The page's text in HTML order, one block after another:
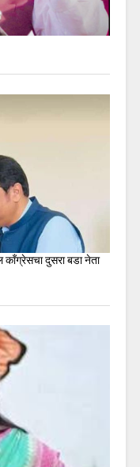
कॉंग्रेसचा दुसरा बडा नेता